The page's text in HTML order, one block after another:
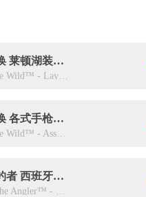
猎人：野性的呼唤 莱顿湖装饰包DLC
theHunter: Call of the Wild™ - Layton Lake Cosmetic Pack
猎人：野性的呼唤 各式手枪包DLC
theHunter: Call of the Wild™ - Assorted Sidearms Pack
荒野的召唤：垂钓者 西班牙保护区DLC
Call of the Wild： The Angler™ - Spain Reserve